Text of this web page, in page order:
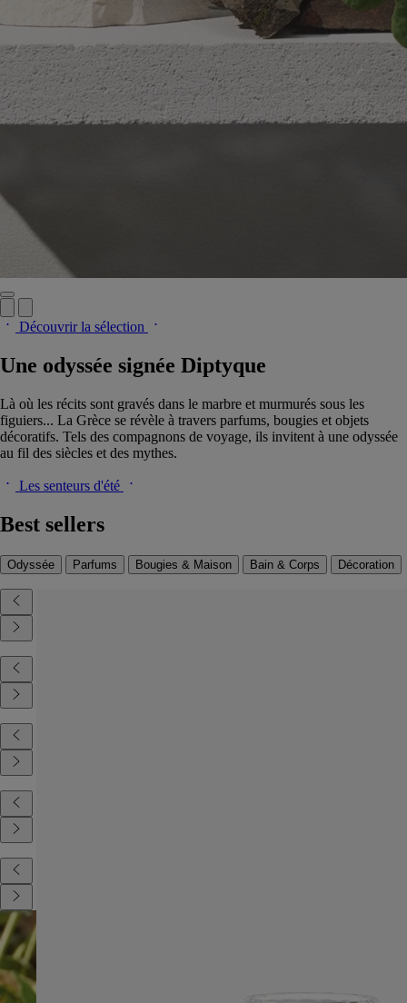
Découvrir la sélection
Une odyssée signée Diptyque
Là où les récits sont gravés dans le marbre et murmurés sous les
figuiers... La Grèce se révèle à travers parfums, bougies et objets
décoratifs. Tels des compagnons de voyage, ils invitent à une odyssée
au fil des siècles et des mythes.
Les senteurs d'été
Best sellers
Odyssée Parfums Bougies & Maison Bain & Corps Décoration